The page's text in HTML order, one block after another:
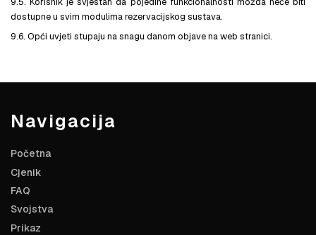
dostupne u svim modulima rezervacijskog sustava.
9.6. Opći uvjeti stupaju na snagu danom objave na web stranici.
Navigacija
Početna
Cjenik
FAQ
Svojstva
Prikaz